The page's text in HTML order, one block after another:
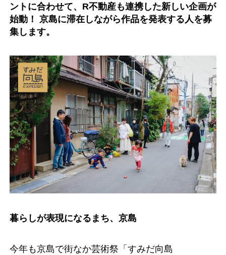
ントに合わせて、R不動産も連携した新しい企画が
始動！ 京島に滞在しながら作品を発表する人を募
集します。
暮らしが表現になるまち、京島
今年も京島で街なか芸術祭「すみだ向島